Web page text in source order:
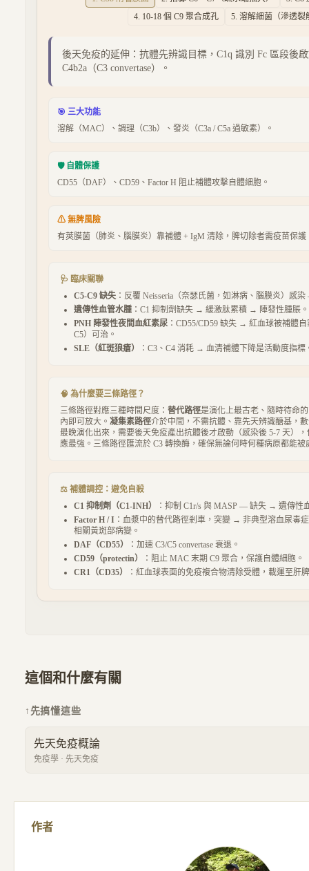
4. 10-18 個 C9 聚合成孔 5. 溶解細菌（滲透裂
後天免疫的延伸：抗體先辨識目標，C1q 識別 Fc 區段後
C4b2a（C3 convertase）。
🎯 三大功能
溶解（MAC）、調理（C3b）、發炎（C3a / C5a 過敏素）。
🛡 自體保護
CD55（DAF）、CD59、Factor H 阻止補體攻擊自體細胞。
⚠ 無脾風險
有莢膜菌（肺炎、腦膜炎）靠補體 + IgM 清除，脾切除者需疫苗保護
🩺 臨床關聯
C5-C9 缺失 ：反覆 Neisseria（奈瑟氏菌，如淋病、腦膜炎）感
遺傳性血管水腫 ：C1 抑制劑缺失 → 緩激肽累積 → 陣發性腫脹。
PNH 陣發性夜間血紅素尿 ：CD55/CD59 缺失 → 紅血球被補體自
C5）可治。
SLE（紅斑狼瘡）
：C3、C4 消耗 → 血清補體下降是活動度指標
🧠 為什麼要三條路徑？
三條路徑對應三種時間尺度： 替代路徑是演化上最古老、隨時待命
內即可放大。 凝集素路徑介於中間，不需抗體、靠先天辨識醣基，
最晚演化出來，需要後天免疫產出抗體後才啟動（感染後 5-7 天）
應最強。三條路徑匯流於 C3 轉換酶，確保無論何時何種病原都能被
⚖ 補體調控：避免自殺
C1 抑制劑（C1-INH）
：抑制 C1r/s 與 MASP — 缺失 → 遺傳性
Factor H / I ：血漿中的替代路徑剎車，突變 → 非典型溶血尿毒
相關黃斑部病變。
DAF（CD55）
：加速 C3/C5 convertase 衰退。
CD59（protectin）
：阻止 MAC 末期 C9 聚合，保護自體細胞。
CR1（CD35）
：紅血球表面的免疫複合物清除受體，載運至肝
這個和什麼有關
↑ 先搞懂這些
先天免疫概論
免疫學 · 先天免疫
作者